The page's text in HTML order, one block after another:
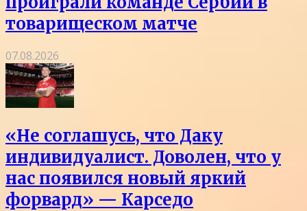
товарищеском матче
07.08.2026
«Не соглашусь, что Даку
индивидуалист. Доволен, что у
нас появился новый яркий
форвард» — Карседо